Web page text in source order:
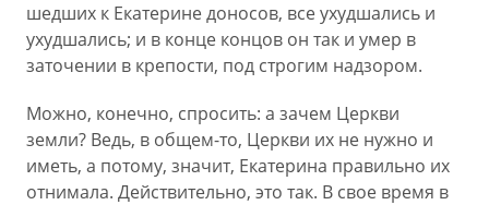
шедших к Екатерине доносов, все ухудшались и
ухудшались; и в конце концов он так и умер в
заточении в крепости, под строгим надзором.
Можно, конечно, спросить: а зачем Церкви
земли? Ведь, в общем-то, Церкви их не нужно и
иметь, а потому, значит, Екатерина правильно их
отнимала. Действительно, это так. В свое время в